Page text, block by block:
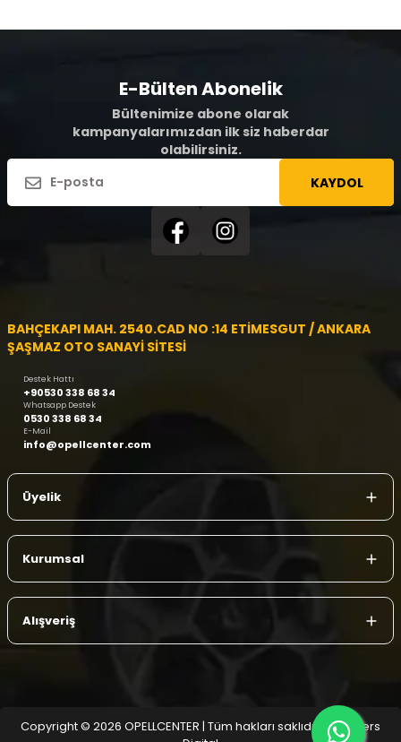
E-Bülten Abonelik
Bültenimize abone olarak
kampanyalarımızdan ilk siz haberdar
olabilirsiniz.
KAYDOL
BAHÇEKAPI MAH. 2540.CAD NO :14 ETİMESGUT / ANKARA
ŞAŞMAZ OTO SANAYİ SİTESİ
Destek Hattı
+90530 338 68 34
Whatsapp Destek
0530 338 68 34
E-Mail
info@opellcenter.com
Üyelik
Kurumsal
Alışveriş
Copyright © 2026 OPELLCENTER | Tüm hakları saklıdır.
| Reliefers